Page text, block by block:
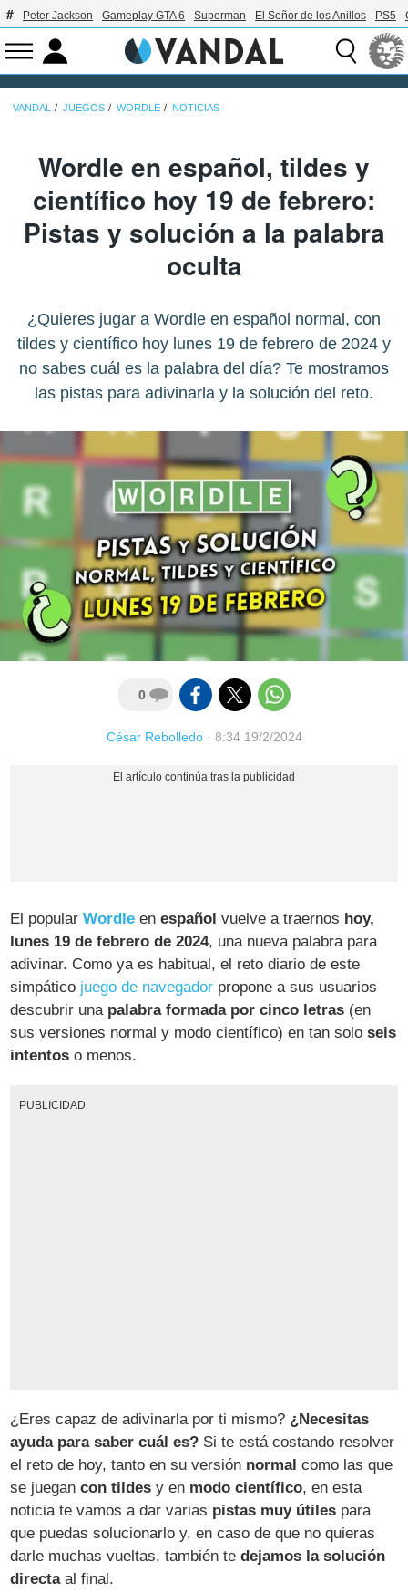
Peter Jackson Gameplay GTA 6 Superman El Señor de los Anillos PS5
VANDAL JUEGOS WORDLE NOTICIAS
Wordle en español, tildes y
científico hoy 19 de febrero:
Pistas y solución a la palabra
oculta
¿Quieres jugar a Wordle en español normal, con
tildes y científico hoy lunes 19 de febrero de 2024 y
no sabes cuál es la palabra del día? Te mostramos
las pistas para adivinarla y la solución del reto.
0
César Rebolledo· 8:34 19/2/2024
El popularWordle enespañol vuelve a traernos hoy,
lunes 19 de febrero de 2024, una nueva palabra para
adivinar. Como ya es habitual, el reto diario de este
simpático juego de navegador propone a sus usuarios
descubrir una palabra formada por cinco letras (en
sus versiones normal y modo científico) en tan soloseis
intentos o menos.
PUBLICIDAD
¿Eres capaz de adivinarla por ti mismo? ¿Necesitas
ayuda para saber cuál es? Si te está costando resolver
el reto de hoy, tanto en su versión normal como las que
se juegancon tildes y en modo científico, en esta
noticia te vamos a dar varias pistas muy útiles para
que puedas solucionarlo y, en caso de que no quieras
darle muchas vueltas, también tedejamos la solución
directaal final.